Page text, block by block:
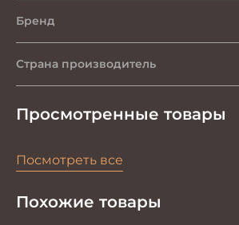
Бренд
Страна производитель
Просмотренные товары
Посмотреть все
Похожие товары